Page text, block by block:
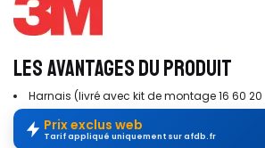
LES AVANTAGES DU PRODUIT
Harnais (livré avec kit de montage 16 60
Prix exclus web
Tarif appliqué uniquement sur afdb.fr